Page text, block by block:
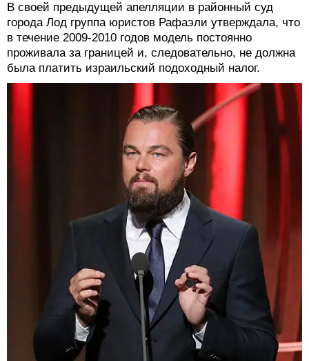
В своей предыдущей апелляции в районный суд
города Лод группа юристов Рафаэли утверждала, что
в течение 2009-2010 годов модель постоянно
проживала за границей и, следовательно, не должна
была платить израильский подоходный налог.